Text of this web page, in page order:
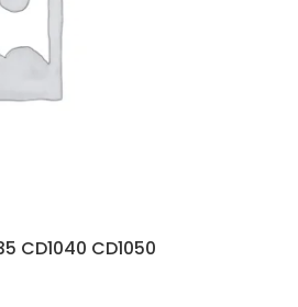
CD1040 CD1050